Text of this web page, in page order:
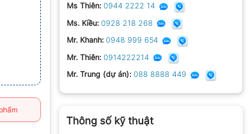
Ms Thiên: 0944 2222 14
Ms. Kiều: 0928 218 268
Mr. Khanh: 0948 999 654
Mr. Thiên: 0914222214
Mr. Trung (dự án): 088 8888 449
Thông số kỹ thuật